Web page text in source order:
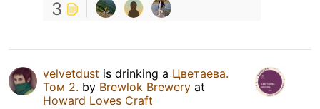
3
velvetdust is drinking a Цветаева.
Том 2. by Brewlok Brewery at
Howard Loves Craft